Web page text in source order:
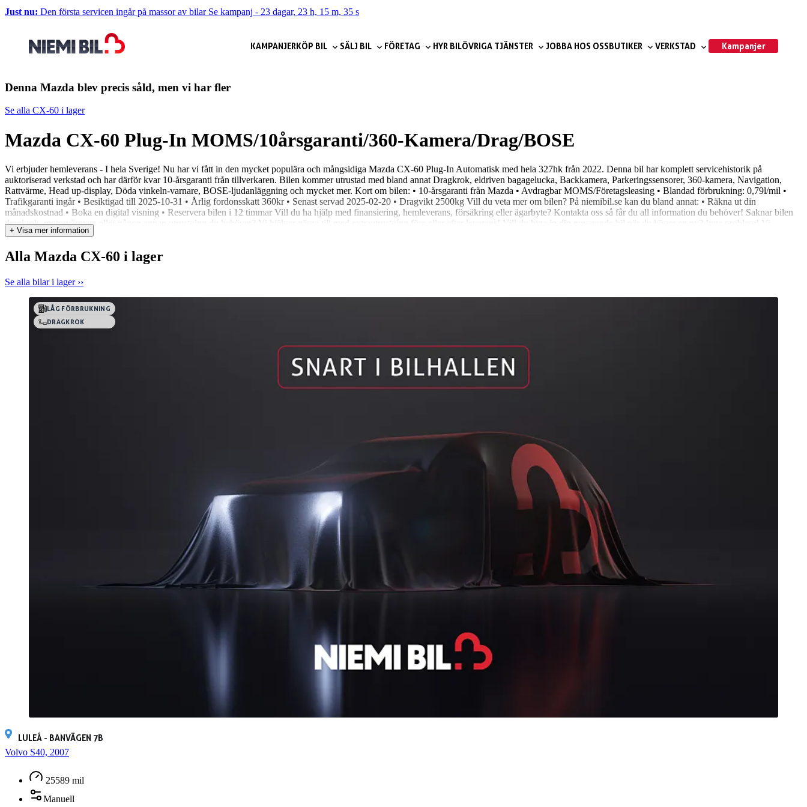
Just nu: Den första servicen ingår på massor av bilar Se kampanj - 23 dagar, 23 h, 15 m, 33 s
KAMPANJERKÖP BIL SÄLJ BIL FÖRETAG HYR BILÖVRIGA TJÄNSTER JOBBA HOS OSSBUTIKER VERKSTAD Kampanjer
Denna Mazda blev precis såld, men vi har fler
Se alla CX-60 i lager
Mazda CX-60 Plug-In MOMS/10årsgaranti/360-Kamera/Drag/BOSE
Vi erbjuder hemleverans - I hela Sverige! Nu har vi fått in den mycket populära och mångsidiga Mazda CX-60 Plug-In Automatisk med hela 327hk från 2022. Denna bil har komplett servicehistorik på
auktoriserad verkstad och har därför kvar 10-årsgaranti från tillverkaren. Bilen kommer utrustad med bland annat Dragkrok, eldriven bagagelucka, Backkamera, Parkeringssensorer, 360-kamera, Navigation,
Rattvärme, Head up-display, Döda vinkeln-varnare, BOSE-ljudanläggning och mycket mer. Kort om bilen: • 10-årsgaranti från Mazda • Avdragbar MOMS/Företagsleasing • Blandad förbrukning: 0,79l/mil •
Trafikgaranti ingår • Besiktigad till 2025-10-31 • Årlig fordonsskatt 360kr • Senast servad 2025-02-20 • Dragvikt 2500kg Vill du veta mer om bilen? På niemibil.se kan du bland annat: • Räkna ut din
månadskostnad • Boka en digital visning • Reservera bilen i 12 timmar Vill du ha hjälp med finansiering, hemleverans, försäkring eller ägarbyte? Kontakta oss så får du all information du behöver! Saknar bilen
dragkrok, motorvärmare eller någon annan utrustning du behöver? Vi hjälper gärna till med extrautrustning före eller efter leverans! Vill du byta in din nuvarande bil när du köper en ny? Inga problem! Vi
värderar din bil kostnadsfritt och lämnar ett prisförslag direkt – Du behöver inte ens städa eller tvätta bilen! Niemi Bil – Sveriges största hjärta för bilar 4,8 snittbetyg på Google 4,7 snittbetyg på Trustpilot
+ Visa mer information
Alla Mazda CX-60 i lager
Se alla bilar i lager ››
LÅG FÖRBRUKNING
DRAGKROK
LULEÅ - BANVÄGEN 7B
Volvo S40, 2007
25589 mil
Manuell